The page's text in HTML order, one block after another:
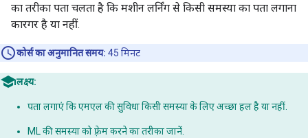
का तरीका पता चलता है कि मशीन लर्निंग से किसी समस्या का पता लगाना
कारगर है या नहीं.
कोर्स का अनुमानित समय: 45 मिनट
लक्ष्य:
पता लगाएं कि एमएल की सुविधा किसी समस्या के लिए अच्छा हल है या नहीं.
ML की समस्या को फ़्रेम करने का तरीका जानें.